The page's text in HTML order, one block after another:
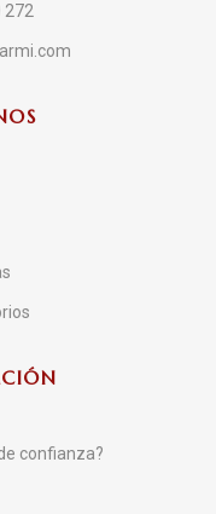
272
confianza?